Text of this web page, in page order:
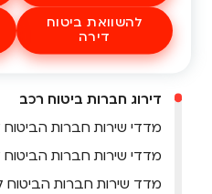
להשוואת ביטוח
דירה
דירוג חברות ביטוח רכב
מדדי שירות חברות הביטוח
מדדי שירות חברות הביטוח
מדד שירות חברות הביטוח